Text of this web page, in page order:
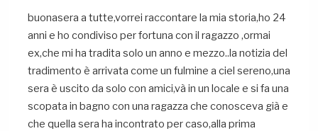
buonasera a tutte,vorrei raccontare la mia storia,ho 24
anni e ho condiviso per fortuna con il ragazzo ,ormai
ex,che mi ha tradita solo un anno e mezzo..la notizia del
tradimento è arrivata come un fulmine a ciel sereno,una
sera è uscito da solo con amici,và in un locale e si fa una
scopata in bagno con una ragazza che conosceva già e
che quella sera ha incontrato per caso,alla prima